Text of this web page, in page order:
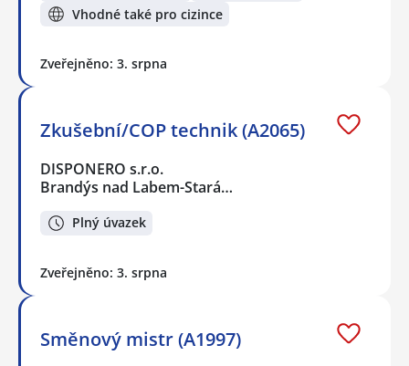
Vhodné také pro cizince
Zveřejněno: 3. srpna
Zkušební/COP technik (A2065)
DISPONERO s.r.o.
Brandýs nad Labem-Stará…
Plný úvazek
Zveřejněno: 3. srpna
Směnový mistr (A1997)